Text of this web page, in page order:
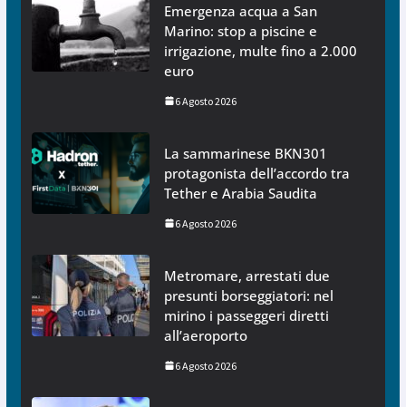
Emergenza acqua a San
Marino: stop a piscine e
irrigazione, multe fino a 2.000
euro
6 Agosto 2026
La sammarinese BKN301
protagonista dell’accordo tra
Tether e Arabia Saudita
6 Agosto 2026
Metromare, arrestati due
presunti borseggiatori: nel
mirino i passeggeri diretti
all’aeroporto
6 Agosto 2026